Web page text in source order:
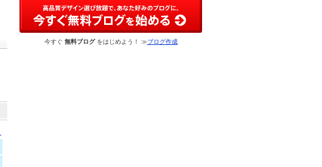
今すぐ 無料ブログをはじめよう！ ≫ブログ作成